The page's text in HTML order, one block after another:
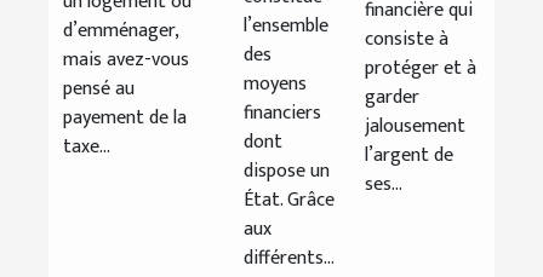
d’emménager,
mais avez-vous
pensé au
payement de la
taxe...
l’ensemble
des
moyens
financiers
dont
dispose un
État. Grâce
aux
différents...
financière qui
consiste à
protéger et à
garder
jalousement
l’argent de
ses...